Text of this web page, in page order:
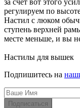
регулируем по
Настил с люком
ступень верхней
месте меньше, и вы
Настилы для вышек
Подпишитесь на
Подписаться